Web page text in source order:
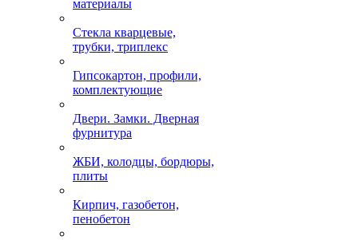
материалы
Стекла кварцевые,
трубки, триплекс
Гипсокартон, профили,
комплектующие
Двери. Замки. Дверная
фурнитура
ЖБИ, колодцы, бордюры,
плиты
Кирпич, газобетон,
пенобетон